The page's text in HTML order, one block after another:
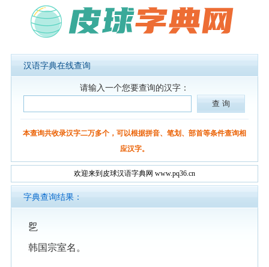
汉语字典在线查询
请输入一个您要查询的汉字：
本查询共收录汉字二万多个，可以根据拼音、笔划、部首等条件查询相
应汉字。
欢迎来到皮球汉语字典网 www.pq36.cn
字典查询结果：
乮
韩国宗室名。